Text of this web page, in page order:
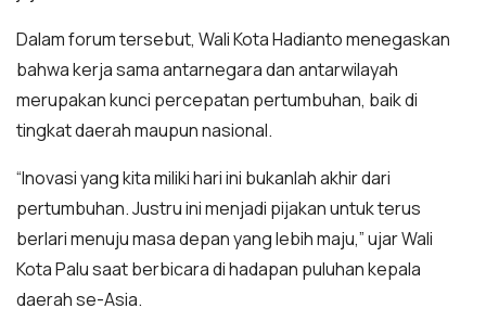
Dalam forum tersebut, Wali Kota Hadianto menegaskan
bahwa kerja sama antarnegara dan antarwilayah
merupakan kunci percepatan pertumbuhan, baik di
tingkat daerah maupun nasional.
“Inovasi yang kita miliki hari ini bukanlah akhir dari
pertumbuhan. Justru ini menjadi pijakan untuk terus
berlari menuju masa depan yang lebih maju,” ujar Wali
Kota Palu saat berbicara di hadapan puluhan kepala
daerah se-Asia.